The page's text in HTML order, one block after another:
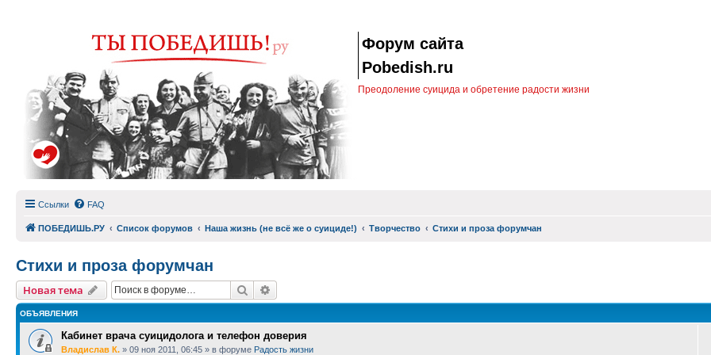
Форум сайта
Pobedish.ru
Преодоление суицида и обретение радости жизни
Ссылки FAQ
ПОБЕДИШЬ.РУ Список форумов Наша жизнь (не всё же о суициде!) Творчество Стихи и проза форумчан
Стихи и проза форумчан
Новая тема Поиск
ОБЪЯВЛЕНИЯ
Кабинет врача суицидолога и телефон доверия
Владислав К. » 09 ноя 2011, 06:45 » в форуме Радость жизни